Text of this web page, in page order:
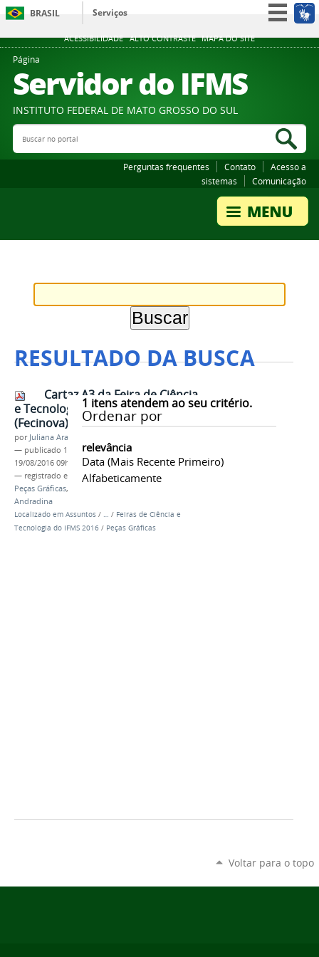
ACESSIBILIDADE ALTO CONTRASTE MAPA DO SITE
BRASIL
Serviços
Participe
Legislação
Canais
Página
Servidor do IFMS
INSTITUTO FEDERAL DE MATO GROSSO DO SUL
Buscar no portal
Perguntas frequentes Contato
Acesso a
sistemas
Comunicação
RESULTADO DA BUSCA
1 itens atendem ao seu critério.
Ordenar por
relevância
Data (mais Recente Primeiro)
Alfabeticamente
Cartaz A3 da Feira de Ciência
e Tecnologia de Nova Andradina
(Fecinova)
por Juliana Aragão
— publicado 19/08/2016—última modificação
19/08/2016 09h34
— registrado em:
Feiras de Ciência e Tecnologia
Peças Gráficas,
Andradina
Localizado em Assuntos / … / Feiras de Ciência e
Tecnologia do IFMS 2016 / Peças Gráficas
Voltar para o topo